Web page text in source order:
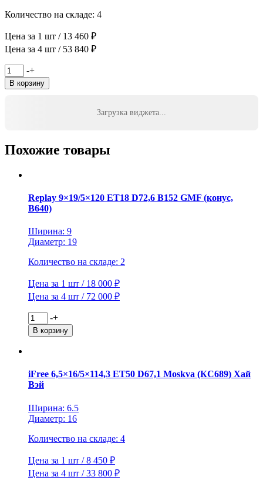
Количество на складе: 4
Цена за 1 шт / 13 460 ₽
Цена за 4 шт / 53 840 ₽
Количество
товара
RST
(Tiggo)
BD
-+
В корзину
Загрузка виджета...
Похожие товары
Replay 9×19/5×120 ET18 D72,6 B152 GMF (конус,
B640)
Ширина: 9
Диаметр: 19
Количество на складе: 2
Цена за 1 шт / 18 000 ₽
Цена за 4 шт / 72 000 ₽
Количество
товара
Replay
D72,6
B152
GMF
B640)
-+
В корзину
iFree 6,5×16/5×114,3 ET50 D67,1 Moskva (КС689) Хай
Вэй
Ширина: 6.5
Диаметр: 16
Количество на складе: 4
Цена за 1 шт / 8 450 ₽
Цена за 4 шт / 33 800 ₽